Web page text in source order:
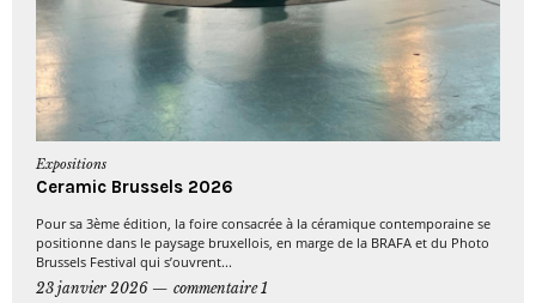
Expositions
Ceramic Brussels 2026
Pour sa 3ème édition, la foire consacrée à la céramique contemporaine se
positionne dans le paysage bruxellois, en marge de la BRAFA et du Photo
Brussels Festival qui s’ouvrent...
23 janvier 2026
commentaire 1